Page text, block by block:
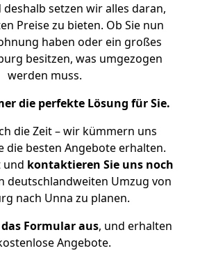
setzen wir alles daran,
Preise zu bieten. Ob Sie nun
haben oder ein großes
besitzen, was umgezogen
werden muss.
die perfekte Lösung für Sie.
die Zeit – wir kümmern uns
die besten Angebote erhalten.
und kontaktieren Sie uns noch
deutschlandweiten Umzug von
nach Unna zu planen.
Formular aus, und erhalten
Angebote.